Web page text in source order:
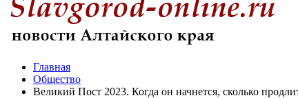
Главная
Общество
Великий Пост 2023. Когда он начнется, сколько